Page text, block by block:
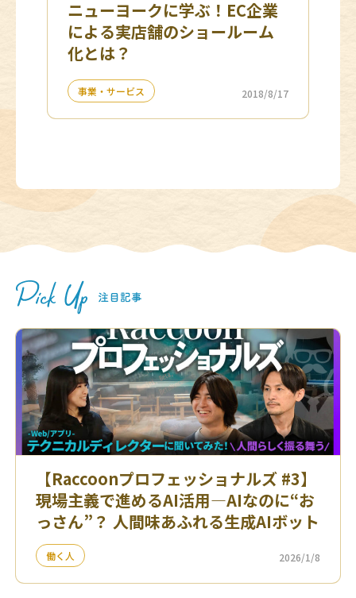
ニューヨークに学ぶ！EC企業
による実店舗のショールーム
化とは？
事業・サービス 2018/8/17
【Raccoonプロフェッショナルズ #3】
現場主義で進めるAI活用—AIなのに“お
っさん”？ 人間味あふれる生成AIボット
働く人 2026/1/8